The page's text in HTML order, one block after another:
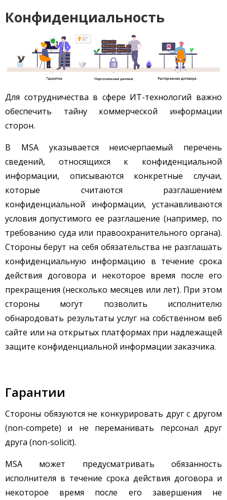
Конфиденциальность
Для сотрудничества в сфере ИТ-технологий важно
обеспечить тайну коммерческой информации
сторон.
В MSA указывается неисчерпаемый перечень
сведений, относящихся к конфиденциальной
информации, описываются конкретные случаи,
которые считаются разглашением
конфиденциальной информации, устанавливаются
условия допустимого ее разглашение (например, по
требованию суда или правоохранительного органа).
Стороны берут на себя обязательства не разглашать
конфиденциальную информацию в течение срока
действия договора и некоторое время после его
прекращения (несколько месяцев или лет). При этом
стороны могут позволить исполнителю
обнародовать результаты услуг на собственном веб
сайте или на открытых платформах при надлежащей
защите конфиденциальной информации заказчика.
Гарантии
Стороны обязуются не конкурировать друг с другом
(non-compete) и не переманивать персонал друг
друга (non-solicit).
MSA может предусматривать обязанность
исполнителя в течение срока действия договора и
некоторое время после его завершения не